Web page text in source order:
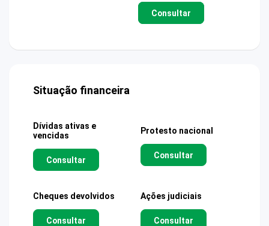
Consultar
Situação financeira
Dívidas ativas e
vencidas
Consultar
Protesto nacional
Consultar
Cheques devolvidos
Consultar
Ações judiciais
Consultar